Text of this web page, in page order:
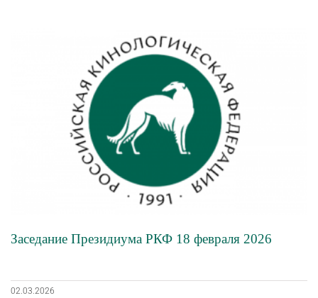
Заседание Президиума РКФ 18 февраля 2026
02.03.2026